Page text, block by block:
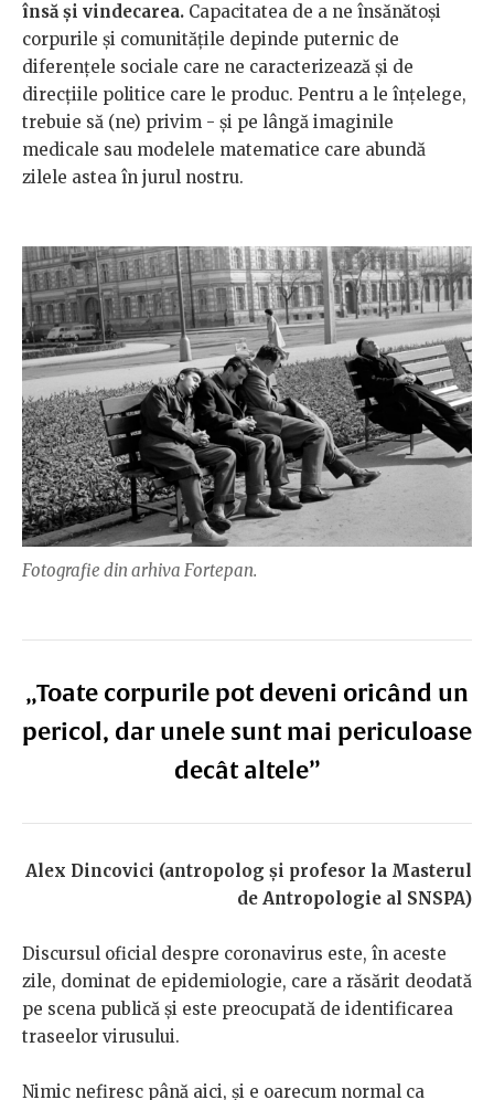
însă și vindecarea. Capacitatea de a ne însănătoși
corpurile și comunitățile depinde puternic de
diferențele sociale care ne caracterizează și de
direcțiile politice care le produc. Pentru a le înțelege,
trebuie să (ne) privim - și pe lângă imaginile
medicale sau modelele matematice care abundă
zilele astea în jurul nostru.
Fotografie din arhiva Fortepan.
„Toate corpurile pot deveni oricând un
pericol, dar unele sunt mai periculoase
decât altele”
Alex Dincovici (antropolog și profesor la Masterul
de Antropologie al SNSPA)
Discursul oficial despre coronavirus este, în aceste
zile, dominat de epidemiologie, care a răsărit deodată
pe scena publică și este preocupată de identificarea
traseelor virusului.
Nimic nefiresc până aici, și e oarecum normal ca